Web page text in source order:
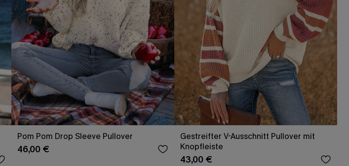
Pom Pom Drop Sleeve Pullover
46,00 €
Gestreifter V-Ausschnitt Pullover mit
Knopfleiste
43,00 €